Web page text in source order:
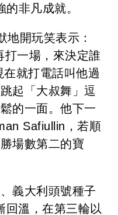
非凡成就。
開玩笑表示：
打一場，來決定誰
就打電話叫他過
起「大叔舞」逗
的一面。他下一
Safiullin，若順
場數第二的寶
義大利頭號種子
回溫，在第三輪以